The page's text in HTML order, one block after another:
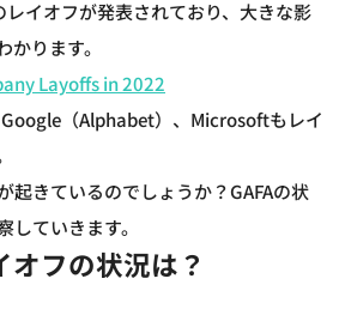
イオフが発表されており、大きな影
ります。
Layoffs in 2022
（Alphabet）、Microsoftもレイ
起きているのでしょうか？GAFAの状
していきます。
オフの状況は？